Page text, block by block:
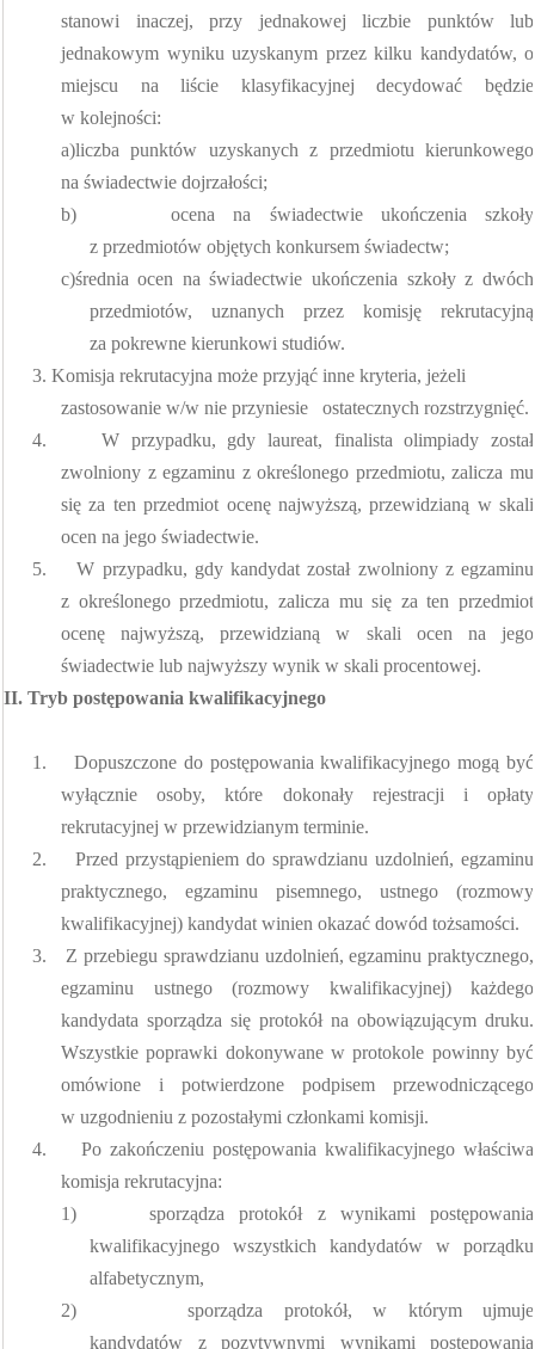
stanowi inaczej, przy jednakowej liczbie punktów lub
jednakowym wyniku uzyskanym przez kilku kandydatów, o
miejscu na liście klasyfikacyjnej decydować będzie
w kolejności:
a)liczba punktów uzyskanych z przedmiotu kierunkowego
na świadectwie dojrzałości;
b)
ocena na świadectwie ukończenia szkoły
z przedmiotów objętych konkursem świadectw;
c)średnia ocen na świadectwie ukończenia szkoły z dwóch
przedmiotów, uznanych przez komisję rekrutacyjną
za pokrewne kierunkowi studiów.
3. Komisja rekrutacyjna może przyjąć inne kryteria, jeżeli
zastosowanie w/w nie przyniesie
ostatecznych rozstrzygnięć.
4.
W przypadku, gdy laureat, finalista olimpiady został
zwolniony z egzaminu z określonego przedmiotu, zalicza mu
się za ten przedmiot ocenę najwyższą, przewidzianą w skali
ocen na jego świadectwie.
5.
W przypadku, gdy kandydat został zwolniony z egzaminu
z określonego przedmiotu, zalicza mu się za ten przedmiot
ocenę najwyższą, przewidzianą w skali ocen na jego
świadectwie lub najwyższy wynik w skali procentowej.
II. Tryb postępowania kwalifikacyjnego
1.
Dopuszczone do postępowania kwalifikacyjnego mogą być
wyłącznie osoby, które dokonały rejestracji i opłaty
rekrutacyjnej w przewidzianym terminie.
2.
Przed przystąpieniem do sprawdzianu uzdolnień, egzaminu
praktycznego, egzaminu pisemnego, ustnego (rozmowy
kwalifikacyjnej) kandydat winien okazać dowód tożsamości.
3.
Z przebiegu sprawdzianu uzdolnień, egzaminu praktycznego,
egzaminu ustnego (rozmowy kwalifikacyjnej) każdego
kandydata sporządza się protokół na obowiązującym druku.
Wszystkie poprawki dokonywane w protokole powinny być
omówione i potwierdzone podpisem przewodniczącego
w uzgodnieniu z pozostałymi członkami komisji.
4.
Po zakończeniu postępowania kwalifikacyjnego właściwa
komisja rekrutacyjna:
1)
sporządza protokół z wynikami postępowania
kwalifikacyjnego wszystkich kandydatów w porządku
alfabetycznym,
2)
sporządza protokół, w którym ujmuje
kandydatów z pozytywnymi wynikami postępowania